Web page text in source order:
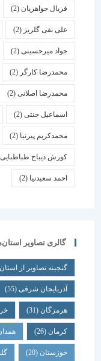
فریال جواهریان(2)
علی نقی گلریز(2) حسن
جواد میرحسینی(2)
محمدرضا کارگر(2)
محمدرضا اصلانی(2)
اسماعیل جنتی(2)
محمدکریم پیرنیا (2)
کورش دیباج طباطبایی(2)
احمد سعیدنیا (2)
گالری تصاویر استان‌ها
گنجینه تصاویر از استان‌های
آذربایجان شرقی(55) یزد
هرمزگان(31) خراسان
همدان
خوزستان(20) گلستان (20)